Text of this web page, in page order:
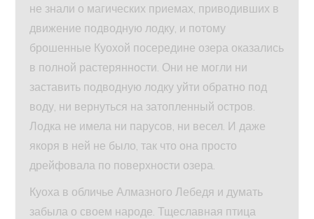
не знали о магических приемах, приводивших в
движение подводную лодку, и потому
брошенные Куохой посередине озера оказались
в полной растерянности. Они не могли ни
заставить подводную лодку уйти обратно под
воду, ни вернуться на затопленный остров.
Лодка не имела ни парусов, ни весел. И даже
якоря в ней не было, так что она просто
дрейфовала по поверхности озера.
Куоха в обличье Алмазного Лебедя и думать
забыла о своем народе. Тщеславная птица